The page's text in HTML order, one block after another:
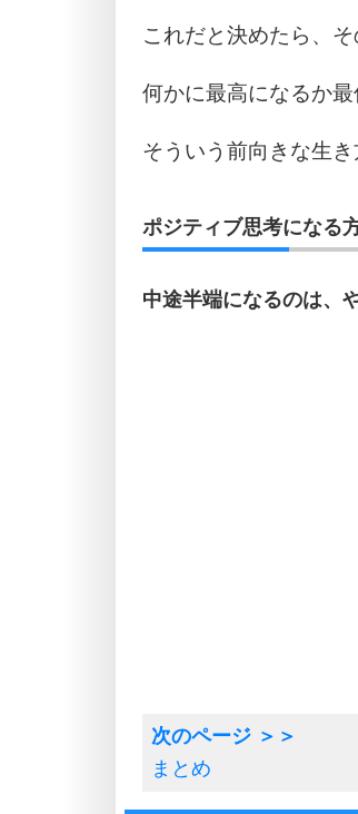
これだと決めたら、
何かに最高になるか最
そういう前向きな生
ポジティブ思考になる
中途半端になるのは、
まとめ